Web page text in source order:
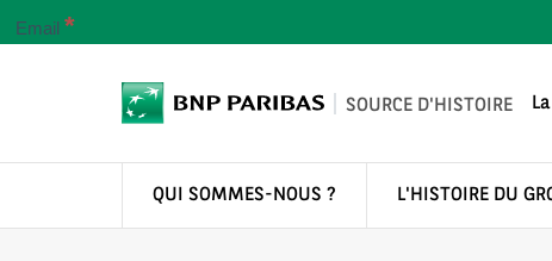
SOURCE D'HISTOIRE
QUI SOMMES-NOUS ? L'HISTOIRE DU
Email *